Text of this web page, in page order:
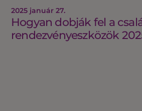
2025 január 27.
Hogyan dobják fel a
rendezvényeszközök